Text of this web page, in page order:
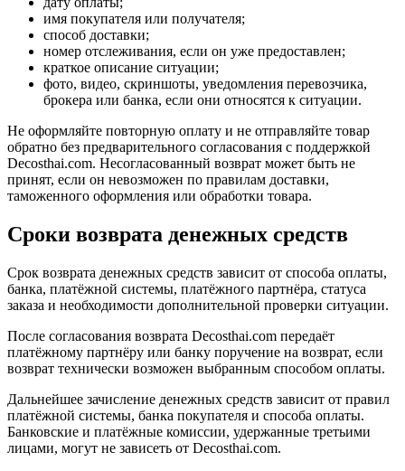
имя покупателя или получателя;
способ доставки;
номер отслеживания, если он уже предоставлен;
краткое описание ситуации;
фото, видео, скриншоты, уведомления перевозчика,
брокера или банка, если они относятся к ситуации.
Не оформляйте повторную оплату и не отправляйте товар
обратно без предварительного согласования с поддержкой
Decosthai.com. Несогласованный возврат может быть не
принят, если он невозможен по правилам доставки,
таможенного оформления или обработки товара.
Сроки возврата денежных средств
Срок возврата денежных средств зависит от способа оплаты,
банка, платёжной системы, платёжного партнёра, статуса
заказа и необходимости дополнительной проверки ситуации.
После согласования возврата Decosthai.com передаёт
платёжному партнёру или банку поручение на возврат, если
возврат технически возможен выбранным способом оплаты.
Дальнейшее зачисление денежных средств зависит от правил
платёжной системы, банка покупателя и способа оплаты.
Банковские и платёжные комиссии, удержанные третьими
лицами, могут не зависеть от Decosthai.com.